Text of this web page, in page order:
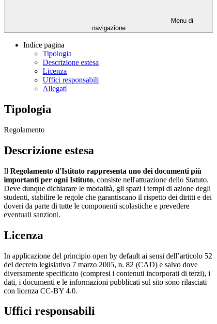
Menu di
navigazione
Indice pagina
Tipologia
Descrizione estesa
Licenza
Uffici responsabili
Allegati
Tipologia
Regolamento
Descrizione estesa
Il Regolamento d'Istituto rappresenta uno dei documenti più
importanti per ogni Istituto, consiste nell'attuazione dello Statuto.
Deve dunque dichiarare le modalità, gli spazi i tempi di azione degli
studenti, stabilire le regole che garantiscano il rispetto dei diritti e dei
doveri da parte di tutte le componenti scolastiche e prevedere
eventuali sanzioni.
Licenza
In applicazione del principio open by default ai sensi dell’articolo 52
del decreto legislativo 7 marzo 2005, n. 82 (CAD) e salvo dove
diversamente specificato (compresi i contenuti incorporati di terzi), i
dati, i documenti e le informazioni pubblicati sul sito sono rilasciati
con licenza CC-BY 4.0.
Uffici responsabili